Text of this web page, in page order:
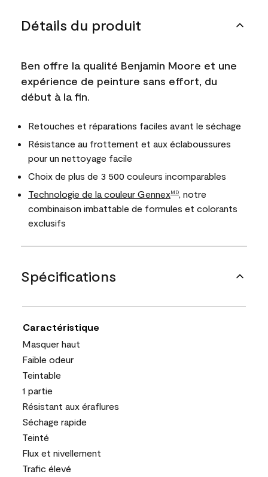
Détails du produit
Ben offre la qualité Benjamin Moore et une
expérience de peinture sans effort, du
début à la fin.
Retouches et réparations faciles avant le séchage
Résistance au frottement et aux éclaboussures
pour un nettoyage facile
Choix de plus de 3 500 couleurs incomparables
Technologie de la couleur GennexMD
, notre
combinaison imbattable de formules et colorants
exclusifs
Spécifications
Caractéristique
Masquer haut
Faible odeur
Teintable
1 partie
Résistant aux éraflures
Séchage rapide
Teinté
Flux et nivellement
Trafic élevé